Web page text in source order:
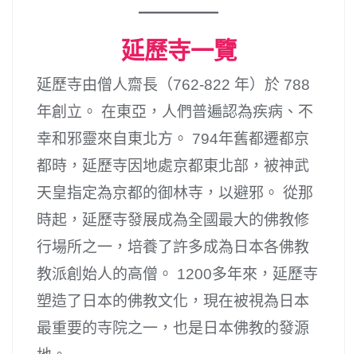
延歷寺一覽
延歷寺由僧人齋長（762-822 年）於 788
年創立。 在東亞，人們普遍認為疾病、不
幸和邪靈來自東北方。 794年舊都遷都京
都時，延歷寺因地處京都東北部，被神武
天皇指定為京都的御林寺，以避邪。 從那
時起，延歷寺發展成為全國最大的佛教修
行場所之一，培養了許多成為日本各佛教
教派創始人的高僧。 1200多年來，延歷寺
塑造了日本的佛教文化，現在被視為日本
最重要的寺院之一，也是日本佛教的發源